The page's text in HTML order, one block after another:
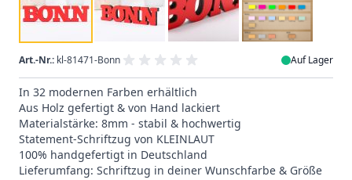
Art.-Nr.: kl-81471-Bonn Auf Lager
In 32 modernen Farben erhältlich
Aus Holz gefertigt & von Hand lackiert
Materialstärke: 8mm - stabil & hochwertig
Statement-Schriftzug von KLEINLAUT
100% handgefertigt in Deutschland
Lieferumfang: Schriftzug in deiner Wunschfarbe & Größe